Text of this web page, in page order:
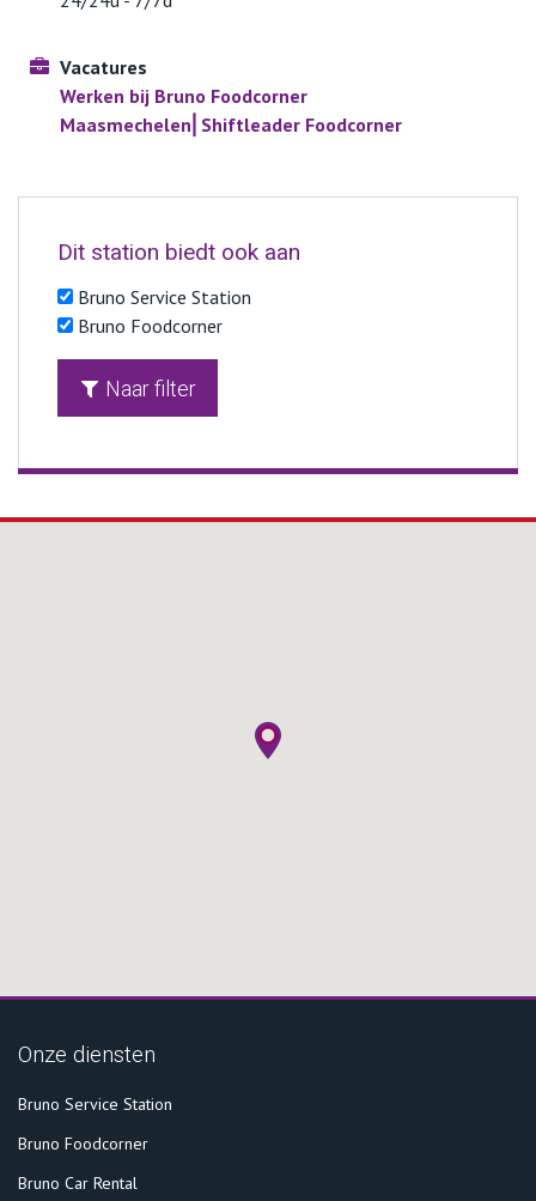
Vacatures
Werken bij Bruno Foodcorner
Maasmechelen⎜Shiftleader Foodcorner
Dit station biedt ook aan
Bruno Service Station
Bruno Foodcorner
Naar filter
Onze diensten
Bruno Service Station
Bruno Foodcorner
Bruno Car Rental